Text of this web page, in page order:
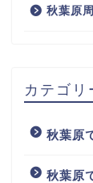
秋葉原
カテゴリ
秋葉原
秋葉原